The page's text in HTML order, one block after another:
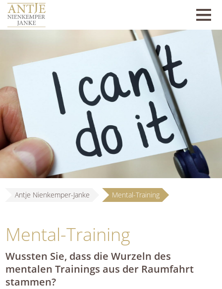
Antje Nienkemper-Janke Mental-Training
Mental-Training
Wussten Sie, dass die Wurzeln des
mentalen Trainings aus der Raumfahrt
stammen?